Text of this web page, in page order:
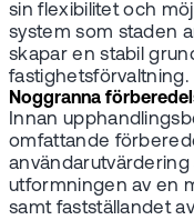
sin flexibilitet och
system som staden
skapar en stabil
fastighetsförvaltning.
Noggranna
Innan
omfattande
utformningen av en
samt fastställandet